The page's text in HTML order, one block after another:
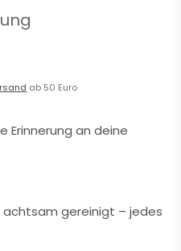
ab 50 Euro
Erinnerung an deine
gereinigt – jedes